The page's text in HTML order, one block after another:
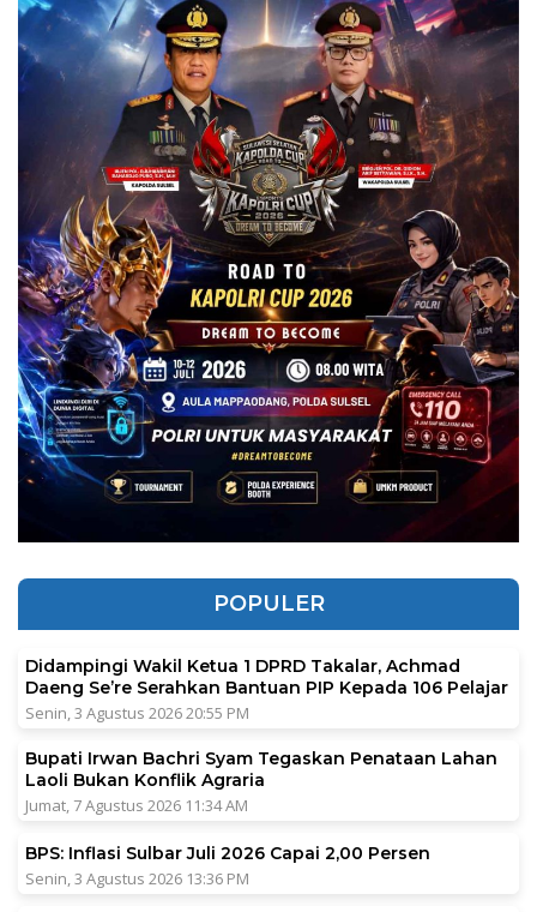
POPULER
Didampingi Wakil Ketua 1 DPRD Takalar, Achmad
Daeng Se’re Serahkan Bantuan PIP Kepada 106 Pelajar
Senin, 3 Agustus 2026 20:55 PM
Bupati Irwan Bachri Syam Tegaskan Penataan Lahan
Laoli Bukan Konflik Agraria
Jumat, 7 Agustus 2026 11:34 AM
BPS: Inflasi Sulbar Juli 2026 Capai 2,00 Persen
Senin, 3 Agustus 2026 13:36 PM